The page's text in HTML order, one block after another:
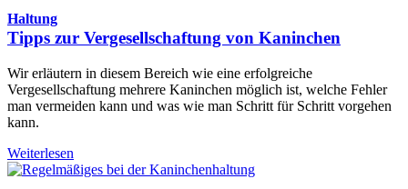
Haltung
Tipps zur Vergesellschaftung von Kaninchen
Wir erläutern in diesem Bereich wie eine erfolgreiche
Vergesellschaftung mehrere Kaninchen möglich ist, welche Fehler
man vermeiden kann und was wie man Schritt für Schritt vorgehen
kann.
Weiterlesen